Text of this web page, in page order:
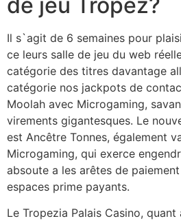
Il s`agit de 6 semaines pour
ce leurs salle de jeu du web
catégorie des titres davantage
catégorie nos jackpots de
Moolah avec Microgaming,
virements gigantesques. Le
est Ancêtre Tonnes, également
Microgaming, qui exerce
absoute a les arêtes de
espaces prime payants.
Le Tropezia Palais Casino, quant